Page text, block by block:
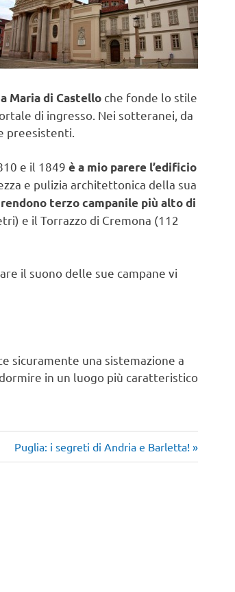
Maria di Castello che fonde lo stile
di ingresso. Nei sotteranei, da
preesistenti.
e il 1849 è a mio parere l’edificio
e pulizia architettonica della sua
terzo campanile più alto di
e il Torrazzo di Cremona (112
il suono delle sue campane vi
sicuramente una sistemazione a
in un luogo più caratteristico
Articolo
successivo:
Puglia: i segreti di Andria e Barletta!